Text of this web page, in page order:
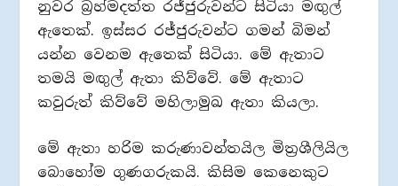
නුවර බ්‍රහ්මදත්ත රජ්ජුරුවන්ට සිටියා මඟුල්
ඇතෙක්. ඉස්සර රජ්ජුරුවන්ට ගමන් බිමන්
යන්න වෙනම ඇතෙක් සිටියා. මේ ඇතාට
තමයි මඟුල් ඇතා කිව්වේ. මේ ඇතාට
කවුරුත් කිව්වේ මහිලාමුඛ ඇතා කියලා.
මේ ඇතා හරිම කරුණාවන්තයිල මිත්‍රශීලියිල
බොහෝම ගුණගරුකයි. කිසිම කෙනෙකුට